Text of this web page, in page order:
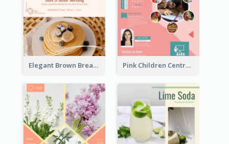
Elegant Brown Breakfast Flyer With Photography Pink Children Centre Flyer